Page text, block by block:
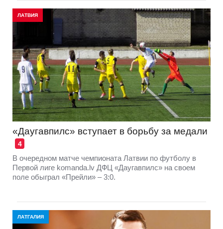
ЛАТВИЯ
«Даугавпилс» вступает в борьбу за медали
4
В очередном матче чемпионата Латвии по футболу в
Первой лиге komanda.lv ДФЦ «Даугавпилс» на своем
поле обыграл «Прейли» – 3:0.
ЛАТГАЛИЯ